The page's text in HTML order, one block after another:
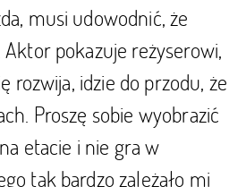
musi udowodnić, że
Aktor pokazuje reżyserowi,
rozwija, idzie do przodu, że
Proszę sobie wyobrazić
etacie i nie gra w
tak bardzo zależało mi